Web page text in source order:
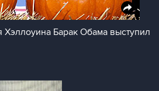
Хэллоуина Барак Обама выступил